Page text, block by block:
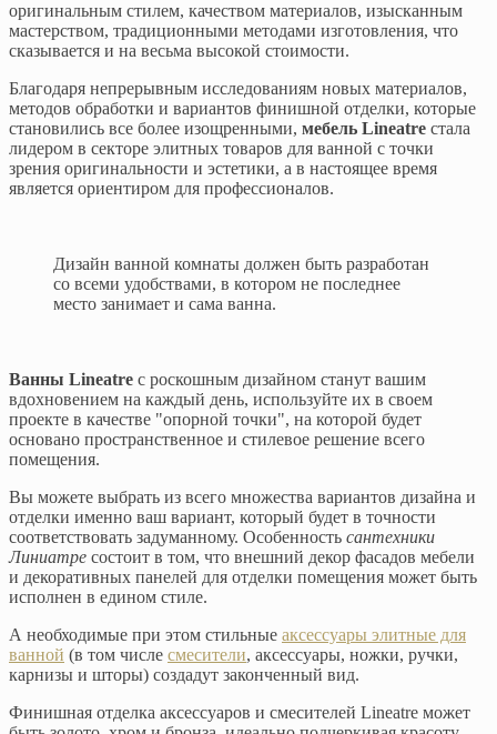
оригинальным стилем, качеством материалов, изысканным
мастерством, традиционными методами изготовления, что
сказывается и на весьма высокой стоимости.
Благодаря непрерывным исследованиям новых материалов,
методов обработки и вариантов финишной отделки, которые
становились все более изощренными, мебель Lineatre стала
лидером в секторе элитных товаров для ванной с точки
зрения оригинальности и эстетики, а в настоящее время
является ориентиром для профессионалов.
Дизайн ванной комнаты должен быть разработан
со всеми удобствами, в котором не последнее
место занимает и сама ванна.
Ванны Lineatre с роскошным дизайном станут вашим
вдохновением на каждый день, используйте их в своем
проекте в качестве "опорной точки", на которой будет
основано пространственное и стилевое решение всего
помещения.
Вы можете выбрать из всего множества вариантов дизайна и
отделки именно ваш вариант, который будет в точности
соответствовать задуманному. Особенность сантехники
Линиатре состоит в том, что внешний декор фасадов мебели
и декоративных панелей для отделки помещения может быть
исполнен в едином стиле.
А необходимые при этом стильные аксессуары элитные для
ванной (в том числе смесители, аксессуары, ножки, ручки,
карнизы и шторы) создадут законченный вид.
Финишная отделка аксессуаров и смесителей Lineatre может